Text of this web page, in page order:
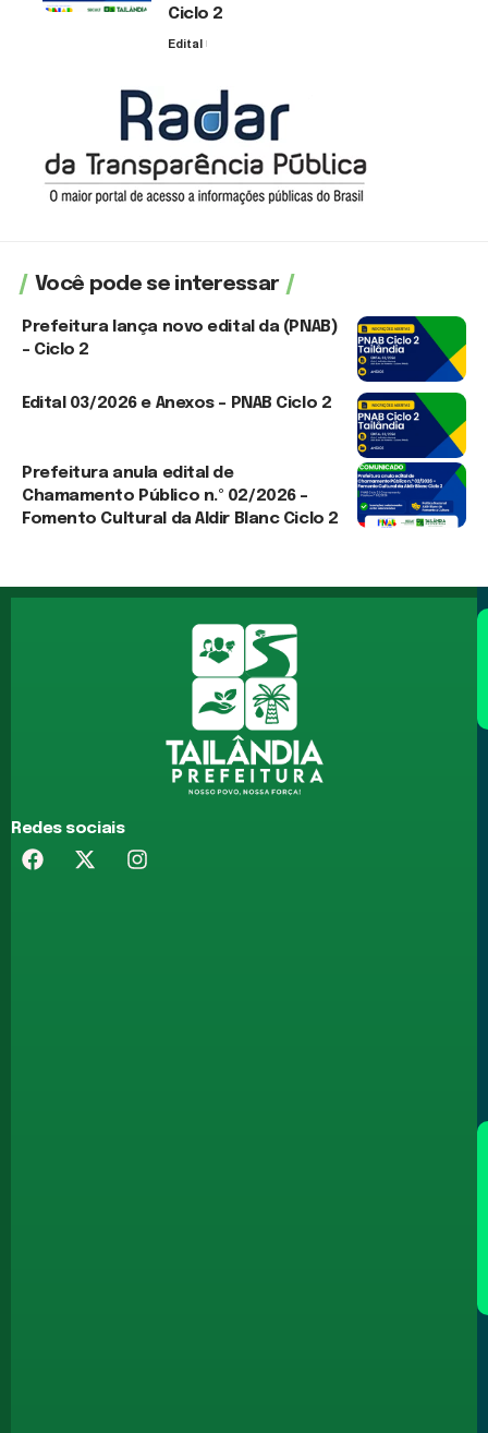
Ciclo 2
Edital
Você pode se interessar
Prefeitura lança novo edital da (PNAB)
– Ciclo 2
Edital 03/2026 e Anexos – PNAB Ciclo 2
Prefeitura anula edital de
Chamamento Público n.º 02/2026 –
Fomento Cultural da Aldir Blanc Ciclo 2
Redes sociais